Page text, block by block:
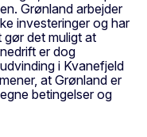
Grønland arbejder
investeringer og har
gør det muligt at
er dog
i Kvanefjeld
at Grønland er
betingelser og